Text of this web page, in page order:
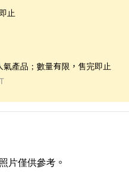
止
產品；數量有限，售完即止
照片僅供參考。